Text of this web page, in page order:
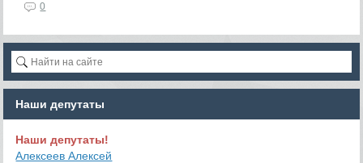
0
Наши депутаты
Наши депутаты!
Алексеев Алексей